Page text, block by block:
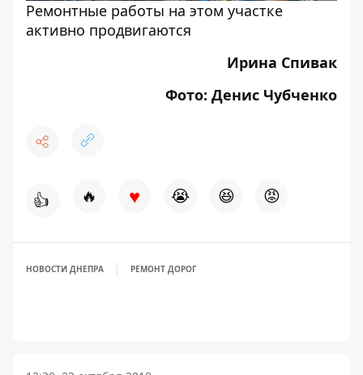
Ремонтные работы на этом участке
активно продвигаются
Ирина Спивак
Фото: Денис Чубченко
👍 🔥 ♥ 😭 😆 😡
НОВОСТИ ДНЕПРА РЕМОНТ ДОРОГ